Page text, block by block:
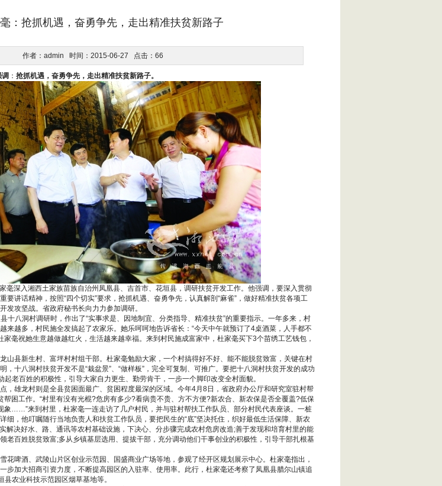
：抢抓机遇，奋勇争先，走出精准扶贫新路子
作者：admin 时间：2015-06-27 点击： 66
： 抢抓机遇，奋勇争先，走出精准扶贫新路子。
毫深入湘西土家族苗族自治州凤凰县、吉首市、花垣县，调研扶贫开发工作。他强调，要深入贯彻
要讲话精神，按照“四个切实”要求，抢抓机遇、奋勇争先，认真解剖“麻雀”，做好精准扶贫各项工
发攻坚战。省政府秘书长向力力参加调研。
十八洞村调研时，作出了“实事求是、因地制宜、分类指导、精准扶贫”的重要指示。一年多来，村
来越多，村民施全发搞起了农家乐。她乐呵呵地告诉省长：“今天中午就预订了4桌酒菜，人手都不
家毫祝她生意越做越红火，生活越来越幸福。来到村民施成富家中，杜家毫买下3个苗绣工艺钱包，
山县新生村、富坪村村组干部。杜家毫勉励大家，一个村搞得好不好、能不能脱贫致富，关键在村
，十八洞村扶贫开发不是“栽盆景”、“做样板”，完全可复制、可推广。要把十八洞村扶贫开发的成功
起老百姓的积极性，引导大家自力更生、勤劳肯干，一步一个脚印改变全村面貌。
，雄龙村则是全县贫困面最广、贫困程度最深的区域。今年4月8日，省政府办公厅和研究室驻村帮
困工作。“村里有没有光棍?危房有多少?看病贵不贵、方不方便?新农合、新农保是否全覆盖?低保
象……”来到村里，杜家毫一连走访了几户村民，并与驻村帮扶工作队员、部分村民代表座谈。一桩
细，他叮嘱随行当地负责人和扶贫工作队员，要把民生的“底”坚决托住，织好最低生活保障、新农
解决好水、路、通讯等农村基础设施，下决心、分步骤完成农村危房改造;善于发现和培育村里的能
老百姓脱贫致富;多从乡镇基层选用、提拔干部，充分调动他们干事创业的积极性，引导干部扎根基
花啤酒、武陵山片区创业示范园、国盛商业广场等地，参观了经开区规划展示中心。杜家毫指出，
步加大招商引资力度，不断提高园区的入驻率、使用率。此行，杜家毫还考察了凤凰县腊尔山镇追
县农业科技示范园区烟草基地等。